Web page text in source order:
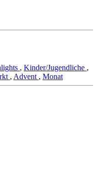
, Kinder/Jugendliche ,
, Advent , Monat